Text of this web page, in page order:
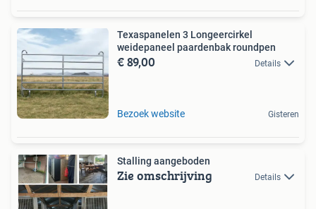
Texaspanelen 3 Longeercirkel
weidepaneel paardenbak roundpen
€ 89,00 Details
Bezoek website Gisteren
Stalling aangeboden
Zie omschrijving Details